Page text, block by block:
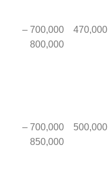
470,000
700,000 –
800,000
500,000
700,000 –
850,000